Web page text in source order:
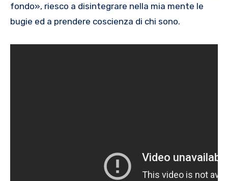
fondo», riesco a disintegrare nella mia mente le
bugie ed a prendere coscienza di chi sono.